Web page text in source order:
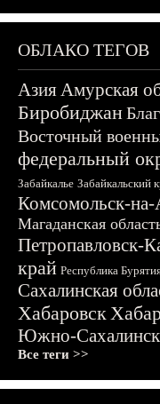
ОБЛАКО ТЕГОВ
АзияАмурская
Биробиджан
Восточный
федеральный
Забайкалье Забайкальский
Комсомольск-
Магаданская
Петропавловск-
край Республика
Сахалинская
Хабаровск
Южно-Сахалинск
Все теги >>